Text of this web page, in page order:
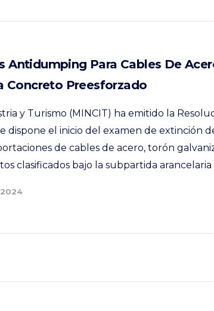
Antidumping Para Cables De
Concreto Preesforzado
y Turismo (MINCIT) ha emitido la
dispone el inicio del examen de extinción
de cables de acero, torón
clasificados bajo la subpartida arancelaria